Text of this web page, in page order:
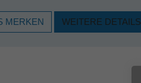
MERKEN WEITERE DETAILS